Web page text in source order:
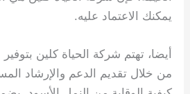
يمكنك الاعتماد عليه.
أيضا، تهتم شركة الحياة كلين
من خلال تقديم الدعم والإرشاد